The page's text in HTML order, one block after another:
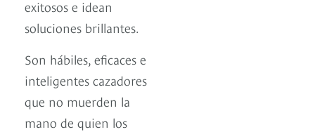
exitosos e idean
soluciones brillantes.
Son hábiles, eficaces e
inteligentes cazadores
que no muerden la
mano de quien los